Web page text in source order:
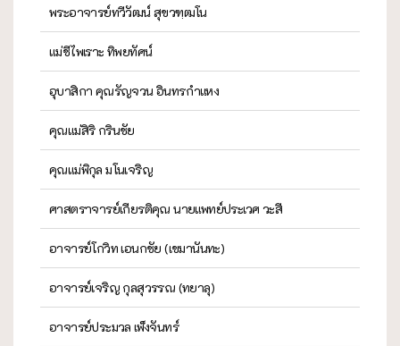
พระอาจารย์ทวีวัฒน์ สุขวฑฺฒโน
แม่ชีไพเราะ ทิพยทัศน์
อุบาสิกา คุณรัญจวน อินทรกำแหง
คุณแม่สิริ กรินชัย
คุณแม่พิกุล มโนเจริญ
ศาสตราจารย์เกียรติคุณ นายแพทย์ประเวศ วะสี
อาจารย์โกวิท เอนกชัย (เขมานันทะ)
อาจารย์เจริญ กุลสุวรรณ (ทยาลุ)
อาจารย์ประมวล เพ็งจันทร์